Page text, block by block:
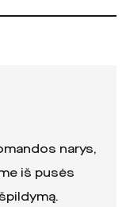
narys,
iš pusės